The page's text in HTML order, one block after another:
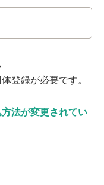
登録が必要です。
法が変更されてい